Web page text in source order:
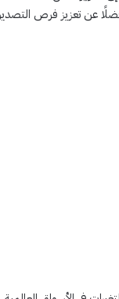
عن تعزيز فرص